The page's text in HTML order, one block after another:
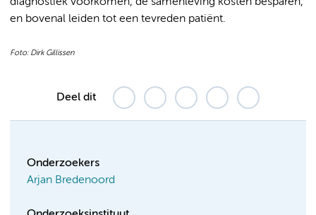
en bovenal leiden tot een tevreden patiënt.
Foto: Dirk Gillissen
Deel dit
Onderzoekers
Arjan Bredenoord